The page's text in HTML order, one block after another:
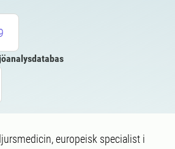
europeisk specialist i